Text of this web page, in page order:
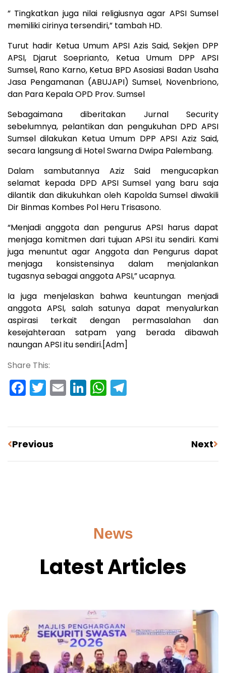
” Tingkatkan juga nilai religiusnya agar APSI Sumsel
memiliki cirinya tersendiri,” tambah HD.
Turut hadir Ketua Umum APSI Azis Said, Sekjen DPP
APSI, Djarut Soeprianto, Ketua Umum DPP APSI
Sumsel, Rano Karno, Ketua BPD Asosiasi Badan Usaha
Jasa Pengamanan (ABUJAPI) Sumsel, Novenbriono,
dan Para Kepala OPD Prov. Sumsel
Sebagaimana diberitakan Jurnal Security
sebelumnya, pelantikan dan pengukuhan DPD APSI
Sumsel dilakukan Ketua Umum DPP APSI Aziz Said,
secara langsung di Hotel Swarna Dwipa Palembang.
Dalam sambutannya Aziz Said mengucapkan
selamat kepada DPD APSI Sumsel yang baru saja
dilantik dan dikukuhkan oleh Kapolda Sumsel diwakili
Dir Binmas Kombes Pol Heru Trisasono.
“Menjadi anggota dan pengurus APSI harus dapat
menjaga komitmen dari tujuan APSI itu sendiri. Kami
juga menuntut agar Anggota dan Pengurus dapat
menjaga konsistensinya dalam menjalankan
tugasnya sebagai anggota APSI,” ucapnya.
Ia juga menjelaskan bahwa keuntungan menjadi
anggota APSI, salah satunya dapat menyalurkan
aspirasi terkait dengan permasalahan dan
kesejahteraan satpam yang berada dibawah
naungan APSI itu sendiri.[Adm]
Share This:
Facebook
Twitter
EmailLinkedIn
WhatsApp
Previous Next
News
Latest Articles